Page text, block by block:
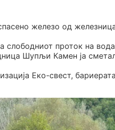
железо од
слободниот проток на
Шупљи Камен ја
Еко-свест,